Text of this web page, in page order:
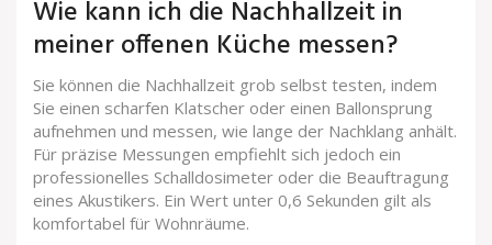
Wie kann ich die Nachhallzeit in
meiner offenen Küche messen?
Sie können die Nachhallzeit grob selbst testen, indem
Sie einen scharfen Klatscher oder einen Ballonsprung
aufnehmen und messen, wie lange der Nachklang anhält.
Für präzise Messungen empfiehlt sich jedoch ein
professionelles Schalldosimeter oder die Beauftragung
eines Akustikers. Ein Wert unter 0,6 Sekunden gilt als
komfortabel für Wohnräume.